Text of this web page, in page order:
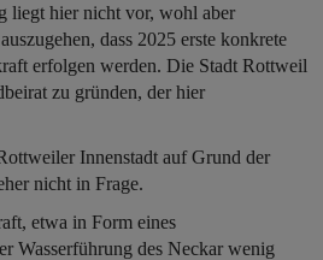
liegt hier nicht vor, wohl aber
dass 2025 erste konkrete
erfolgen werden. Die Stadt Rottweil
zu gründen, der hier
Innenstadt auf Grund der
nicht in Frage.
etwa in Form eines
Wasserführung des Neckar wenig